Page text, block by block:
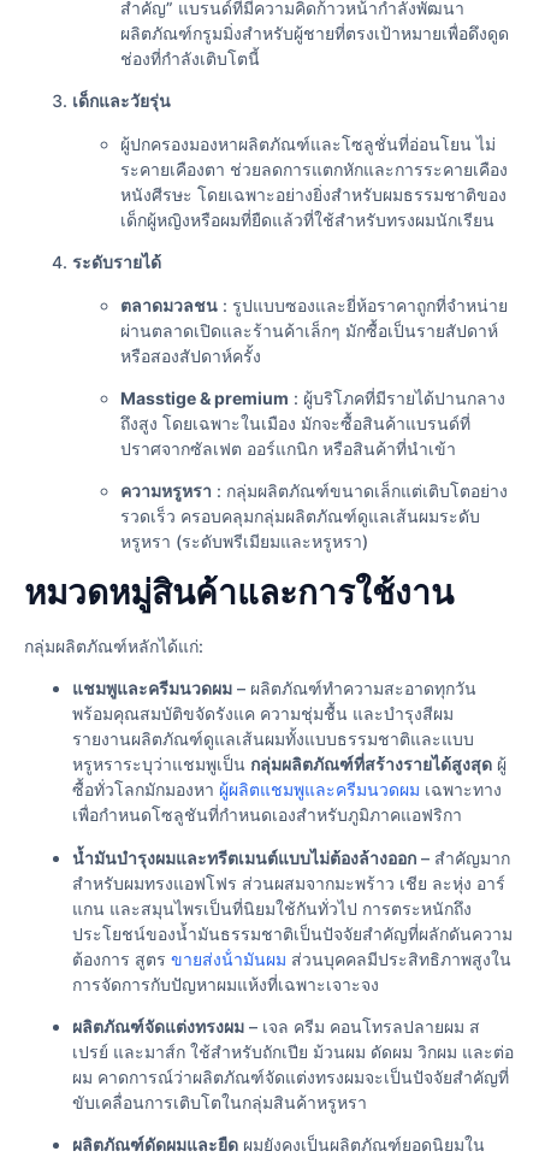
สำคัญ” แบรนด์ที่มีความคิดก้าวหน้ากําลังพัฒนา
ผลิตภัณฑ์กรูมมิ่งสําหรับผู้ชายที่ตรงเป้าหมายเพื่อดึงดูด
ช่องที่กําลังเติบโตนี้
เด็กและวัยรุ่น
ผู้ปกครองมองหาผลิตภัณฑ์และโซลูชั่นที่อ่อนโยน ไม่
ระคายเคืองตา ช่วยลดการแตกหักและการระคายเคือง
หนังศีรษะ โดยเฉพาะอย่างยิ่งสำหรับผมธรรมชาติของ
เด็กผู้หญิงหรือผมที่ยืดแล้วที่ใช้สำหรับทรงผมนักเรียน
ระดับรายได้
ตลาดมวลชน : รูปแบบซองและยี่ห้อราคาถูกที่จำหน่าย
ผ่านตลาดเปิดและร้านค้าเล็กๆ มักซื้อเป็นรายสัปดาห์
หรือสองสัปดาห์ครั้ง
Masstige & premium : ผู้บริโภคที่มีรายได้ปานกลาง
ถึงสูง โดยเฉพาะในเมือง มักจะซื้อสินค้าแบรนด์ที่
ปราศจากซัลเฟต ออร์แกนิก หรือสินค้าที่นำเข้า
ความหรูหรา : กลุ่มผลิตภัณฑ์ขนาดเล็กแต่เติบโตอย่าง
รวดเร็ว ครอบคลุมกลุ่มผลิตภัณฑ์ดูแลเส้นผมระดับ
หรูหรา (ระดับพรีเมียมและหรูหรา)
หมวดหมู่สินค้าและการใช้งาน
กลุ่มผลิตภัณฑ์หลักได้แก่:
แชมพูและครีมนวดผม – ผลิตภัณฑ์ทำความสะอาดทุกวัน
พร้อมคุณสมบัติขจัดรังแค ความชุ่มชื้น และบำรุงสีผม
รายงานผลิตภัณฑ์ดูแลเส้นผมทั้งแบบธรรมชาติและแบบ
หรูหราระบุว่าแชมพูเป็น กลุ่มผลิตภัณฑ์ที่สร้างรายได้สูงสุด ผู้
ซื้อทั่วโลกมักมองหา ผู้ผลิตแชมพูและครีมนวดผม เฉพาะทาง
เพื่อกําหนดโซลูชันที่กําหนดเองสําหรับภูมิภาคแอฟริกา
น้ำมันบำรุงผมและทรีตเมนต์แบบไม่ต้องล้างออก – สำคัญมาก
สำหรับผมทรงแอฟโฟร ส่วนผสมจากมะพร้าว เชีย ละหุ่ง อาร์
แกน และสมุนไพรเป็นที่นิยมใช้กันทั่วไป การตระหนักถึง
ประโยชน์ของน้ำมันธรรมชาติเป็นปัจจัยสำคัญที่ผลักดันความ
ต้องการ สูตร ขายส่งน้ํามันผม ส่วนบุคคลมีประสิทธิภาพสูงใน
การจัดการกับปัญหาผมแห้งที่เฉพาะเจาะจง
ผลิตภัณฑ์จัดแต่งทรงผม – เจล ครีม คอนโทรลปลายผม ส
เปรย์ และมาส์ก ใช้สำหรับถักเปีย ม้วนผม ดัดผม วิกผม และต่อ
ผม คาดการณ์ว่าผลิตภัณฑ์จัดแต่งทรงผมจะเป็นปัจจัยสำคัญที่
ขับเคลื่อนการเติบโตในกลุ่มสินค้าหรูหรา
ผลิตภัณฑ์ดัดผมและยืด ผมยังคงเป็นผลิตภัณฑ์ยอดนิยมใน